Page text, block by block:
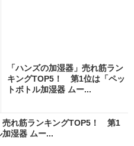
「ハンズの加湿器」売れ筋ラン
キングTOP5！ 第1位は「ペッ
トボトル加湿器 ムー...
売れ筋ランキングTOP5！ 第1
湿器 ムー...